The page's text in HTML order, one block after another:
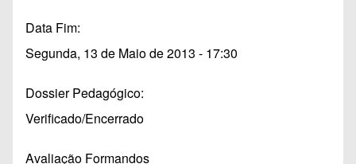
Data Fim
Segunda, 13 de Maio de 2013 - 17:30
Dossier Pedagógico
Verificado/Encerrado
Avaliação Formandos